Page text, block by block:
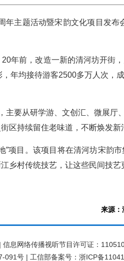
年主题活动暨宋韵文化项目发
年前，改造一新的清河坊开街
年均接待游客2500多万人次，
主要从研学游、文创汇、微展
区持续留住老味道，不断焕发新
”项目。该项目将在清河坊宋韵
乡村传统技艺，让这些民间技艺
来源
息网络传播视听节目许可证：
091号| 工信部备案号：浙ICP备